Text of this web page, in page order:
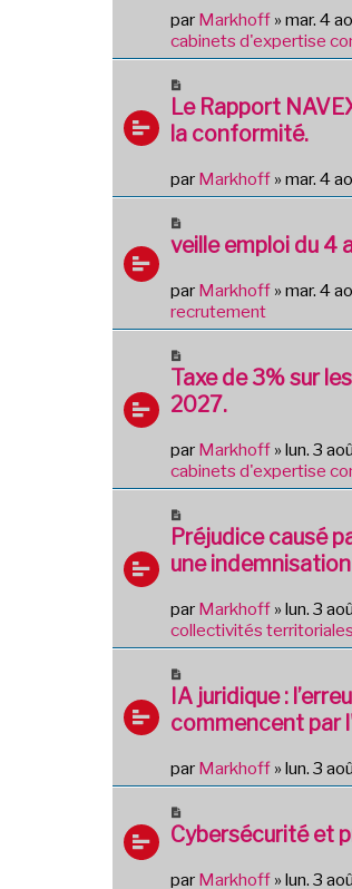
g
e
u
m
e
s
a
e
par Markhoff » mar. 4
cabinets d'expertise
o
u
v
a
m
e
s
a
g
Le Rapport
la conformité.
par Markhoff » mar. 4
o
v
e
a
m
e
s
a
g
e
veille emploi du 4
par Markhoff » mar. 4
recrutement
o
u
v
a
u
s
s
g
e
Taxe de 3% sur
2027.
par Markhoff » lun. 3
cabinets d'expertise
o
u
v
a
u
e
s
s
g
e
Préjudice causé
une
par Markhoff » lun. 3
collectivités territoriales
o
u
v
a
m
e
s
IA juridique :
commencent par
par Markhoff » lun. 3
o
u
v
Cybersécurité et
par Markhoff » lun. 3